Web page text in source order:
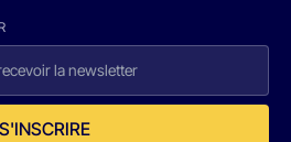
S'INSCRIRE